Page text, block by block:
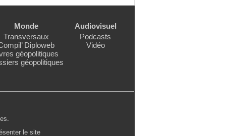
Monde
Transversaux
Diploweb
géopolitiques
géopolitiques
Audiovisuel
Podcasts
Vidéo
le site